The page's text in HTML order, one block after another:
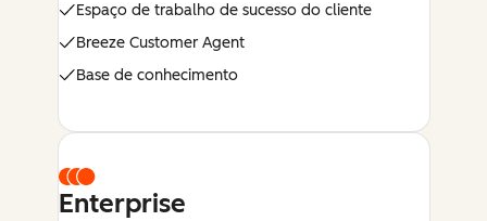
Espaço de trabalho de sucesso do cliente
Breeze Customer Agent
Base de conhecimento
Enterprise